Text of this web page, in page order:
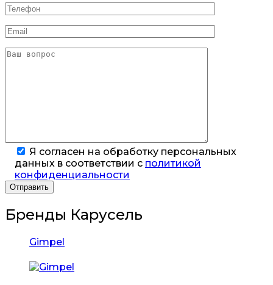
Я согласен на обработку персональных
данных в соответствии с политикой
конфиденциальности
Бренды Карусель
Gimpel